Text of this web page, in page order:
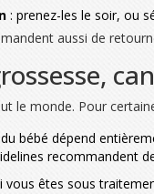
: prenez-les le soir, ou
aussi de
le monde. Pour
bébé dépend
recommandent
vous êtes sous